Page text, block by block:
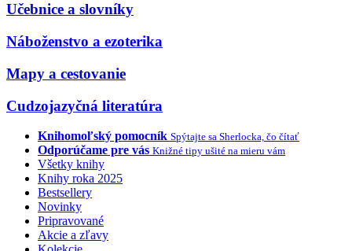
Učebnice a slovníky
Náboženstvo a ezoterika
Mapy a cestovanie
Cudzojazyčná literatúra
Knihomoľský pomocník Spýtajte sa Sherlocka, čo čítať
Odporúčame pre vás Knižné tipy ušité na mieru vám
Všetky knihy
Knihy roka 2025
Bestsellery
Novinky
Pripravované
Akcie a zľavy